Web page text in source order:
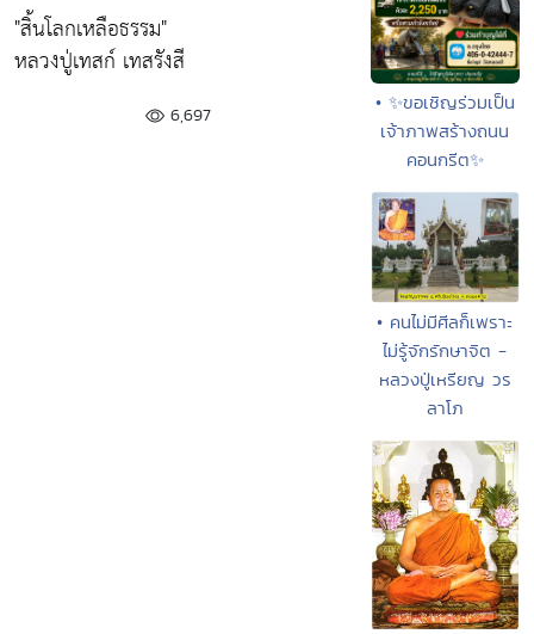
"สิ้นโลกเหลือธรรม"
หลวงปู่เทสก์ เทสรังสี
6,697
• ✨ขอเชิญร่วมเป็น
เจ้าภาพสร้างถนน
คอนกรีต✨
• คนไม่มีศีลก็เพราะ
ไม่รู้จักรักษาจิต -
หลวงปู่เหรียญ วร
ลาโภ